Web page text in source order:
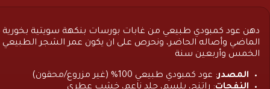
دهن عود كمبودي طبيعي من غابات بورسات بنكهة سويتية بخورية
الماضي وأصاله الحاضر، ونحرص على ان يكون عمر الشجر الطبيعي
الخمس وأربعين سنة
المصدر: عود كمبودي طبيعي 100% (غير مزروع/محقون)